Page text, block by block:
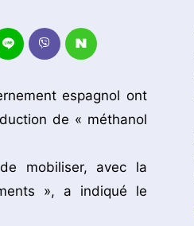
espagnol ont
de « méthanol
mobiliser, avec la
», a indiqué le